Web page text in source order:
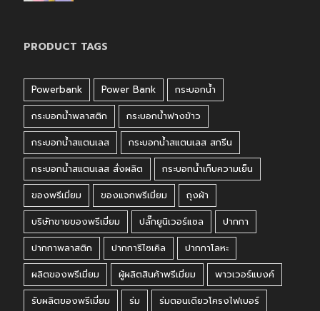
PRODUCT TAGS
Powerbank Power Bank
กระบอกน้ำ
กระบอกน้ำพลาสติก
กระบอกน้ำฟางข้าว
กระบอกน้ำสแตนเลส
กระบอกน้ำสแตนเลส สกรีน
กระบอกน้ำสแตนเลส สั่งผลิต
กระบอกน้ำเก็บความเย็น
ของพรีเมี่ยม
ของแจกพรีเมี่ยม
ถุงผ้า
บริษัทขายของพรีเมี่ยม
ปลั๊กยูนิเวอร์แซล
ปากกา
ปากกาพลาสติก
ปากการีไซเคิล
ปากกาโลหะ
ผลิตของพรีเมี่ยม
ผู้ผลิตสินค้าพรีเมี่ยม
พาวเวอร์แบงค์
รับผลิตของพรีเมี่ยม
ร่ม
ร่มตอนเดียวโครงไฟเบอร์